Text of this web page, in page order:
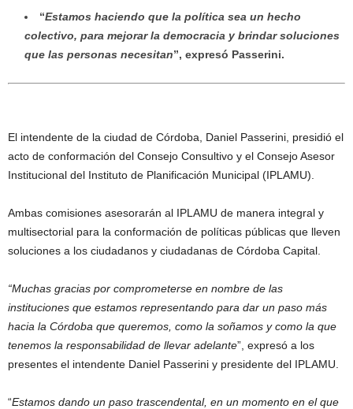
“Estamos haciendo que la política sea un hecho
colectivo, para mejorar la democracia y brindar soluciones
que las personas necesitan”, expresó Passerini.
El intendente de la ciudad de Córdoba, Daniel Passerini, presidió el
acto de conformación del Consejo Consultivo y el Consejo Asesor
Institucional del Instituto de Planificación Municipal (IPLAMU).
Ambas comisiones asesorarán al IPLAMU de manera integral y
multisectorial para la conformación de políticas públicas que lleven
soluciones a los ciudadanos y ciudadanas de Córdoba Capital.
“Muchas gracias por comprometerse en nombre de las
instituciones que estamos representando para dar un paso más
hacia la Córdoba que queremos, como la soñamos y como la que
tenemos la responsabilidad de llevar adelante”, expresó a los
presentes el intendente Daniel Passerini y presidente del IPLAMU.
“Estamos dando un paso trascendental, en un momento en el que